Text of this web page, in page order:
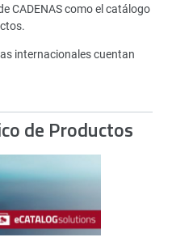
CADENAS como el catálogo
internacionales cuentan
de Productos